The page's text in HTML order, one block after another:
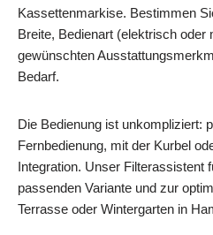
Kassettenmarkise. Bestimmen
Breite, Bedienart (elektrisch oder
gewünschten
Bedarf.
Die Bedienung ist unkompliziert:
Fernbedienung, mit der Kurbel
Integration. Unser Filterassistent
passenden Variante und zur
Terrasse oder Wintergarten in